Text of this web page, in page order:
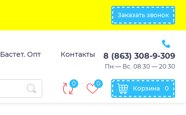
Заказать звонок
Бастет. Опт Контакты 8 (863) 308-9-309
Пн.— Вс. 08:30 — 20:30
0 0
Корзина 0